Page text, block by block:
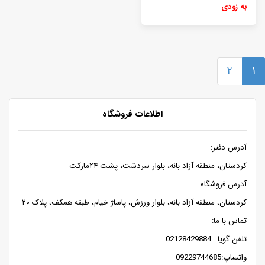
به زودی
۱ ۲
اطلاعات فروشگاه
آدرس دفتر:
کردستان، منطقه آزاد بانه، بلوار سردشت، پشت ۲۴مارکت
آدرس فروشگاه:
کردستان، منطقه آزاد بانه، بلوار ورزش، پاساژ خیام، طبقه همکف، پلاک ۲۰
تماس با ما:
تلفن گویا: 02128429884
واتساپ:09229744685